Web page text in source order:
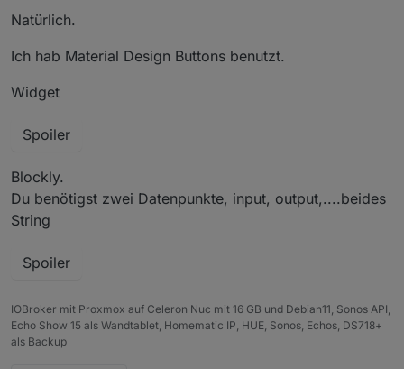
Natürlich.
Ich hab Material Design Buttons benutzt.
Widget
Spoiler
Blockly.
Du benötigst zwei Datenpunkte, input, output,....beides
String
Spoiler
IOBroker mit Proxmox auf Celeron Nuc mit 16 GB und Debian11, Sonos API,
Echo Show 15 als Wandtablet, Homematic IP, HUE, Sonos, Echos, DS718+
als Backup